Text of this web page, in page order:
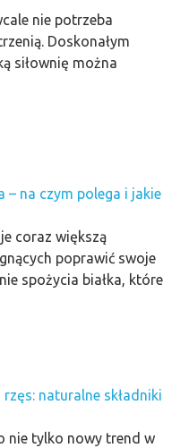
nie potrzeba
Doskonałym
siłownię można
– na czym polega i jakie
coraz większą
poprawić swoje
spożycia białka, które
naturalne składniki
nie tylko nowy trend w